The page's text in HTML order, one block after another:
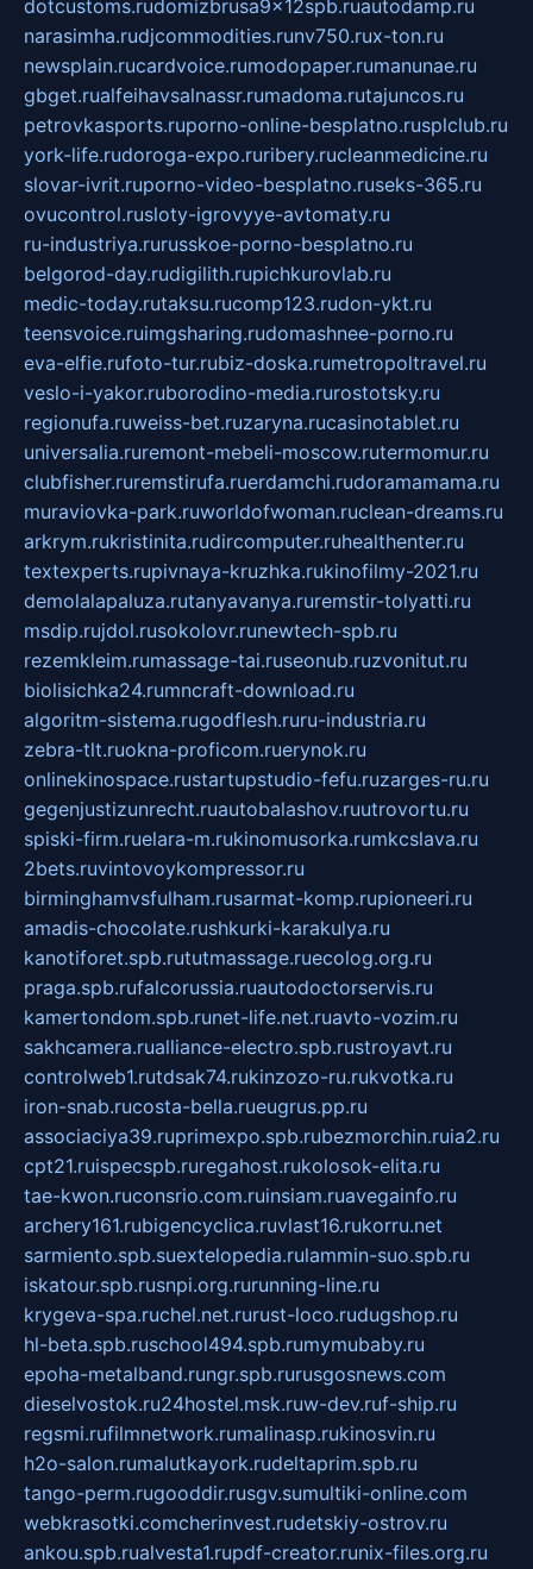
dotcustoms.rudomizbrusa9x12spb.ruautodamp.ru
narasimha.rudjcommodities.runv750.rux-ton.ru
newsplain.rucardvoice.rumodopaper.rumanunae.ru
gbget.rualfeihavsalnassr.rumadoma.rutajuncos.ru
petrovkasports.ruporno-online-besplatno.rusplclub.ru
york-life.rudoroga-expo.ruribery.rucleanmedicine.ru
slovar-ivrit.ruporno-video-besplatno.ruseks-365.ru
ovucontrol.rusloty-igrovyye-avtomaty.ru
ru-industriya.rurusskoe-porno-besplatno.ru
belgorod-day.rudigilith.rupichkurovlab.ru
medic-today.rutaksu.rucomp123.rudon-ykt.ru
teensvoice.ruimgsharing.rudomashnee-porno.ru
eva-elfie.rufoto-tur.rubiz-doska.rumetropoltravel.ru
veslo-i-yakor.ruborodino-media.rurostotsky.ru
regionufa.ruweiss-bet.ruzaryna.rucasinotablet.ru
universalia.ruremont-mebeli-moscow.rutermomur.ru
clubfisher.ruremstirufa.ruerdamchi.rudoramamama.ru
muraviovka-park.ruworldofwoman.ruclean-dreams.ru
arkrym.rukristinita.rudircomputer.ruhealthenter.ru
textexperts.rupivnaya-kruzhka.rukinofilmy-2021.ru
demolalapaluza.rutanyavanya.ruremstir-tolyatti.ru
msdip.rujdol.rusokolovr.runewtech-spb.ru
rezemkleim.rumassage-tai.ruseonub.ruzvonitut.ru
biolisichka24.rumncraft-download.ru
algoritm-sistema.rugodflesh.ruru-industria.ru
zebra-tlt.ruokna-proficom.ruerynok.ru
onlinekinospace.rustartupstudio-fefu.ruzarges-ru.ru
gegenjustizunrecht.ruautobalashov.ruutrovortu.ru
spiski-firm.ruelara-m.rukinomusorka.rumkcslava.ru
2bets.ruvintovoykompressor.ru
birminghamvsfulham.rusarmat-komp.rupioneeri.ru
amadis-chocolate.rushkurki-karakulya.ru
kanotiforet.spb.rututmassage.ruecolog.org.ru
praga.spb.rufalcorussia.ruautodoctorservis.ru
kamertondom.spb.runet-life.net.ruavto-vozim.ru
sakhcamera.rualliance-electro.spb.rustroyavt.ru
controlweb1.rutdsak74.rukinzozo-ru.rukvotka.ru
iron-snab.rucosta-bella.rueugrus.pp.ru
associaciya39.ruprimexpo.spb.rubezmorchin.ruia2.ru
cpt21.ruispecspb.ruregahost.rukolosok-elita.ru
tae-kwon.ruconsrio.com.ruinsiam.ruavegainfo.ru
archery161.rubigencyclica.ruvlast16.rukorru.net
sarmiento.spb.suextelopedia.rulammin-suo.spb.ru
iskatour.spb.rusnpi.org.rurunning-line.ru
krygeva-spa.ruchel.net.rurust-loco.rudugshop.ru
hl-beta.spb.ruschool494.spb.rumymubaby.ru
epoha-metalband.rungr.spb.rurusgosnews.com
dieselvostok.ru24hostel.msk.ruw-dev.ruf-ship.ru
regsmi.rufilmnetwork.rumalinasp.rukinosvin.ru
h2o-salon.rumalutkayork.rudeltaprim.spb.ru
tango-perm.rugooddir.rusgv.sumultiki-online.com
webkrasotki.comcherinvest.rudetskiy-ostrov.ru
ankou.spb.rualvesta1.rupdf-creator.runix-files.org.ru